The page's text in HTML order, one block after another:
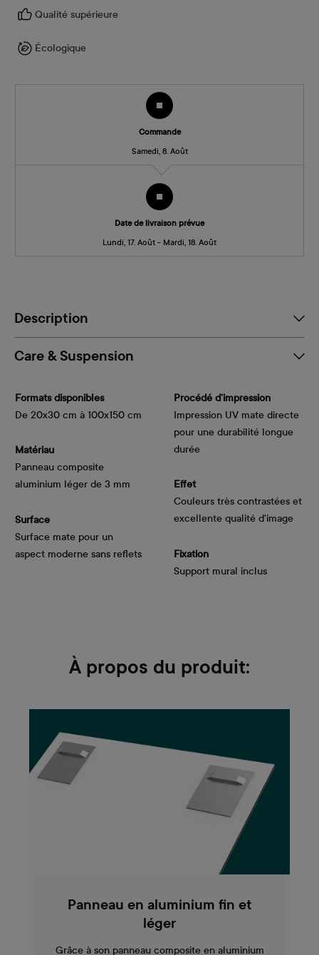
Qualité supérieure
Écologique
Commande
Samedi, 8. Août
Date de livraison prévue
Lundi, 17. Août - Mardi, 18. Août
Description
Care & Suspension
Formats disponibles
De 20x30 cm à 100x150 cm
Matériau
Panneau composite
aluminium léger de 3 mm
Surface
Surface mate pour un
aspect moderne sans reflets
Procédé d’impression
Impression UV mate directe
pour une durabilité longue
durée
Effet
Couleurs très contrastées et
excellente qualité d'image
Fixation
Support mural inclus
À propos du produit:
Panneau en aluminium fin et
léger
Grâce à son panneau composite en aluminium